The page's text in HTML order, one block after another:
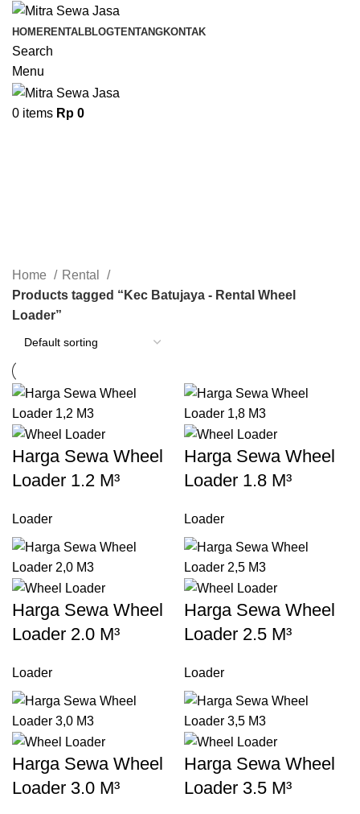
HOMERENTALBLOGTENTANGKONTAK
Search
Menu
0 items Rp 0
Home
Rental
Products tagged “Kec Batujaya - Rental Wheel
Loader”
Harga Sewa Wheel
Loader 1.2 M³
Loader
Harga Sewa Wheel
Loader 1.8 M³
Loader
Harga Sewa Wheel
Loader 2.0 M³
Loader
Harga Sewa Wheel
Loader 2.5 M³
Loader
Harga Sewa Wheel
Loader 3.0 M³
Harga Sewa Wheel
Loader 3.5 M³